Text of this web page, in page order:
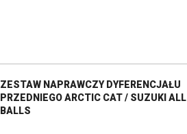
ZESTAW NAPRAWCZY DYFERENCJAŁU
PRZEDNIEGO ARCTIC CAT / SUZUKI ALL
BALLS